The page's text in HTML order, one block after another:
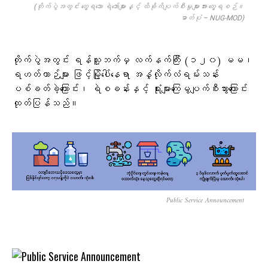
(တိုက်ပွဲအတွင်း တွေ့ရသော ရဲဘော်များနှင့် ထိခိုကိပျက်စီးမှုများအား တွေ့ရစဉ်။
ဓာတ်ပုံ – NUG-MOD)
တိုက်ပွဲအတွင်း ရန်သူ့ဘက်မှ လက်နက်ကြီး (၁၂၀) မမ၊
ရဟတ်ယာဉ်များ ဖြင့်မြို့ပေါ်နေရာ အနှံ့လိုက်လံရမ်းသန်း
ပစ်ခတ်ခဲ့ကြောင်း၊ ရဲစခန်းနှင့် ရုံးများကြေမွပျက်စီးသွားကြောင်း
ထုတ်ပြန်သည်။
Public Service Announcement